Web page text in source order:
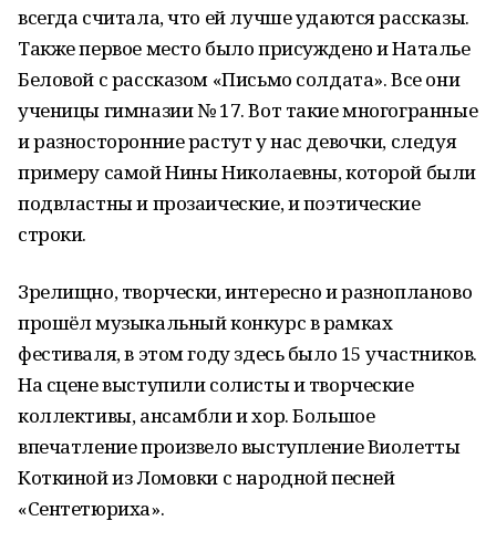
всегда считала, что ей лучше удаются рассказы.
Также первое место было присуждено и Наталье
Беловой с рассказом «Письмо солдата». Все они
ученицы гимназии № 17. Вот такие многогранные
и разносторонние растут у нас девочки, следуя
примеру самой Нины Николаевны, которой были
подвластны и прозаические, и поэтические
строки.
Зрелищно, творчески, интересно и разнопланово
прошёл музыкальный конкурс в рамках
фестиваля, в этом году здесь было 15 участников.
На сцене выступили солисты и творческие
коллективы, ансамбли и хор. Большое
впечатление произвело выступление Виолетты
Коткиной из Ломовки с народной песней
«Сентетюриха».